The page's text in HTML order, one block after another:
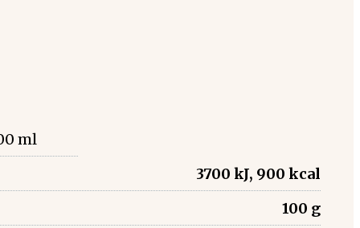
ml
3700 kJ, 900 kcal
100 g